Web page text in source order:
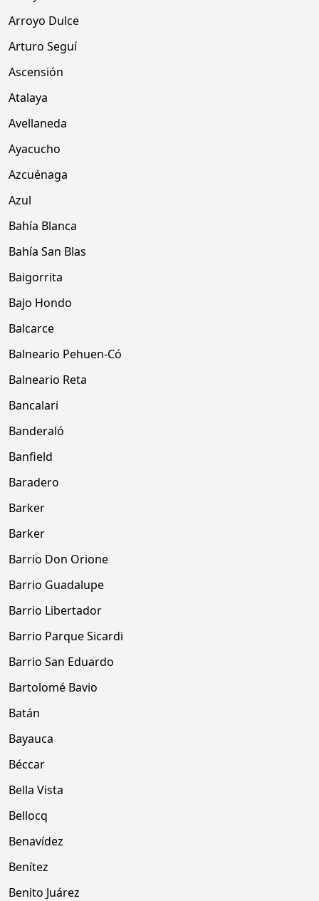
Arroyo Dulce
Arturo Seguí
Ascensión
Atalaya
Avellaneda
Ayacucho
Azcuénaga
Azul
Bahía Blanca
Bahía San Blas
Baigorrita
Bajo Hondo
Balcarce
Balneario Pehuen-Có
Balneario Reta
Bancalari
Banderaló
Banfield
Baradero
Barker
Barker
Barrio Don Orione
Barrio Guadalupe
Barrio Libertador
Barrio Parque Sicardi
Barrio San Eduardo
Bartolomé Bavio
Batán
Bayauca
Béccar
Bella Vista
Bellocq
Benavídez
Benítez
Benito Juárez